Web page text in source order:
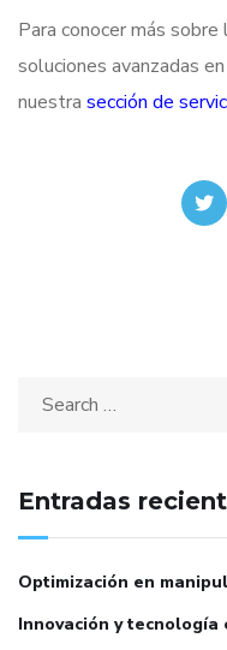
Para conocer más
soluciones avanzadas
nuestra sección de
Entradas
Optimización en
Innovación y